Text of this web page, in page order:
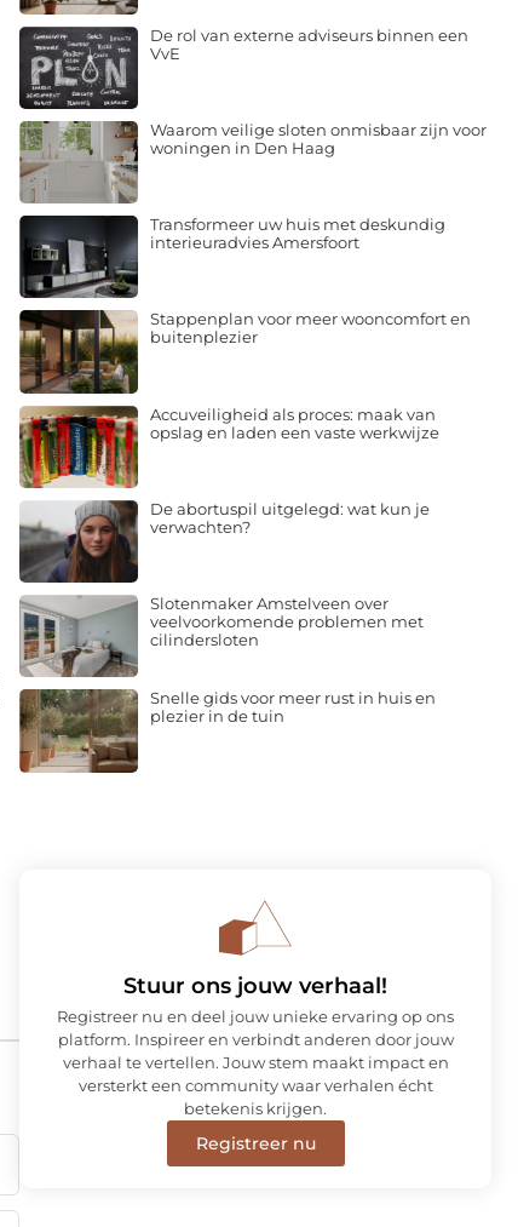
De rol van externe adviseurs binnen een
VvE
Waarom veilige sloten onmisbaar zijn voor
woningen in Den Haag
Transformeer uw huis met deskundig
interieuradvies Amersfoort
Stappenplan voor meer wooncomfort en
buitenplezier
Accuveiligheid als proces: maak van
opslag en laden een vaste werkwijze
De abortuspil uitgelegd: wat kun je
verwachten?
Slotenmaker Amstelveen over
veelvoorkomende problemen met
cilindersloten
Snelle gids voor meer rust in huis en
plezier in de tuin
Stuur ons jouw verhaal!
Registreer nu en deel jouw unieke ervaring op ons
platform. Inspireer en verbindt anderen door jouw
verhaal te vertellen. Jouw stem maakt impact en
versterkt een community waar verhalen écht
betekenis krijgen.
Registreer nu